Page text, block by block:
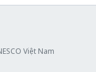
Việt Nam